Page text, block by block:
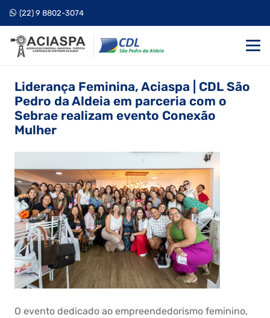
(22) 9 8802-3074
Liderança Feminina, Aciaspa | CDL São
Pedro da Aldeia em parceria com o
Sebrae realizam evento Conexão
Mulher
O evento dedicado ao empreendedorismo feminino,